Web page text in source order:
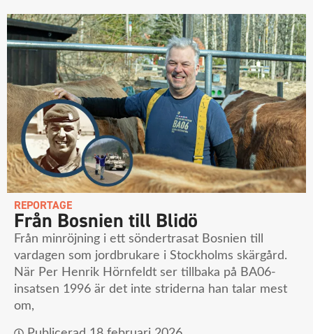
REPORTAGE
Från Bosnien till Blidö
Från minröjning i ett söndertrasat Bosnien till
vardagen som jordbrukare i Stockholms skärgård.
När Per Henrik Hörnfeldt ser tillbaka på BA06-
insatsen 1996 är det inte striderna han talar mest
om,